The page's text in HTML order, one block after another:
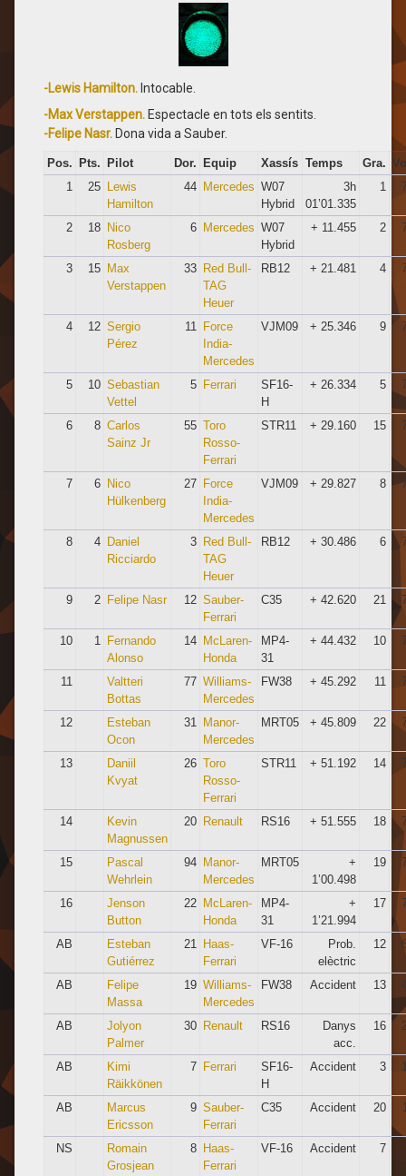
-Lewis Hamilton. Intocable.
-Max Verstappen. Espectacle en tots els sentits.
-Felipe Nasr. Dona vida a Sauber.
Pos. Pts. Pilot Dor. Equip Xassís Temps Gra.
1
25
Lewis
Hamilton
44 Mercedes W07
Hybrid
3h
01’01.335
1
2 18 Nico
Rosberg
6 Mercedes W07
Hybrid
+ 11.455 2
3 15 Max
Verstappen
33 Red Bull-
TAG
Heuer
RB12 + 21.481 4
4 12 Sergio
Pérez
11
Force
India-
Mercedes
VJM09 + 25.346 9
5 10 Sebastian
Vettel
5 Ferrari
SF16-
H
+ 26.334 5
6 8 Carlos
Sainz Jr
55 Toro
Rosso-
Ferrari
STR11 + 29.160 15
7 6 Nico
Hülkenberg
27 Force
India-
Mercedes
VJM09 + 29.827 8
8 4 Daniel
Ricciardo
3 Red Bull-
TAG
Heuer
RB12 + 30.486 6
9 2 Felipe Nasr 12 Sauber-
Ferrari
C35 + 42.620 21
10 1
Fernando
Alonso
14 McLaren-
Honda
MP4-
31
+ 44.432 10
11
Valtteri
Bottas
77 Williams-
Mercedes
FW38 + 45.292 11
12
Esteban
Ocon
31
Manor-
Mercedes
MRT05 + 45.809 22
13
Daniil
Kvyat
26 Toro
Rosso-
Ferrari
STR11 + 51.192 14
14
Kevin
Magnussen
20 Renault RS16 + 51.555 18
15
Pascal
Wehrlein
94 Manor-
Mercedes
MRT05
+
1’00.498
19
16
Jenson
Button
22 McLaren-
Honda
MP4-
31
+
1’21.994
17
AB
Esteban
Gutiérrez
21
Haas-
Ferrari
VF-16
Prob.
elèctric
12
AB
Felipe
Massa
19 Williams-
Mercedes
FW38 Accident 13
AB
Jolyon
Palmer
30 Renault RS16
Danys
acc.
16
AB
Kimi
Räikkönen
7 Ferrari
SF16-
H
Accident 3
AB
Marcus
Ericsson
9 Sauber-
Ferrari
C35 Accident 20
NS
Romain
Grosjean
8 Haas-
Ferrari
VF-16 Accident 7